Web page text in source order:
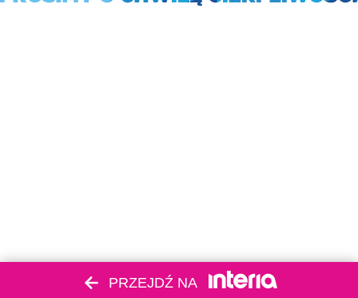
PRZEJDŹ NA